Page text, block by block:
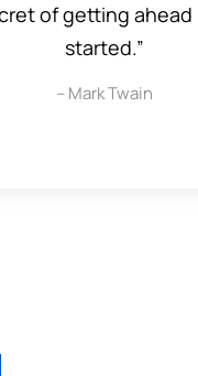
of getting
started.”
– Mark Twain